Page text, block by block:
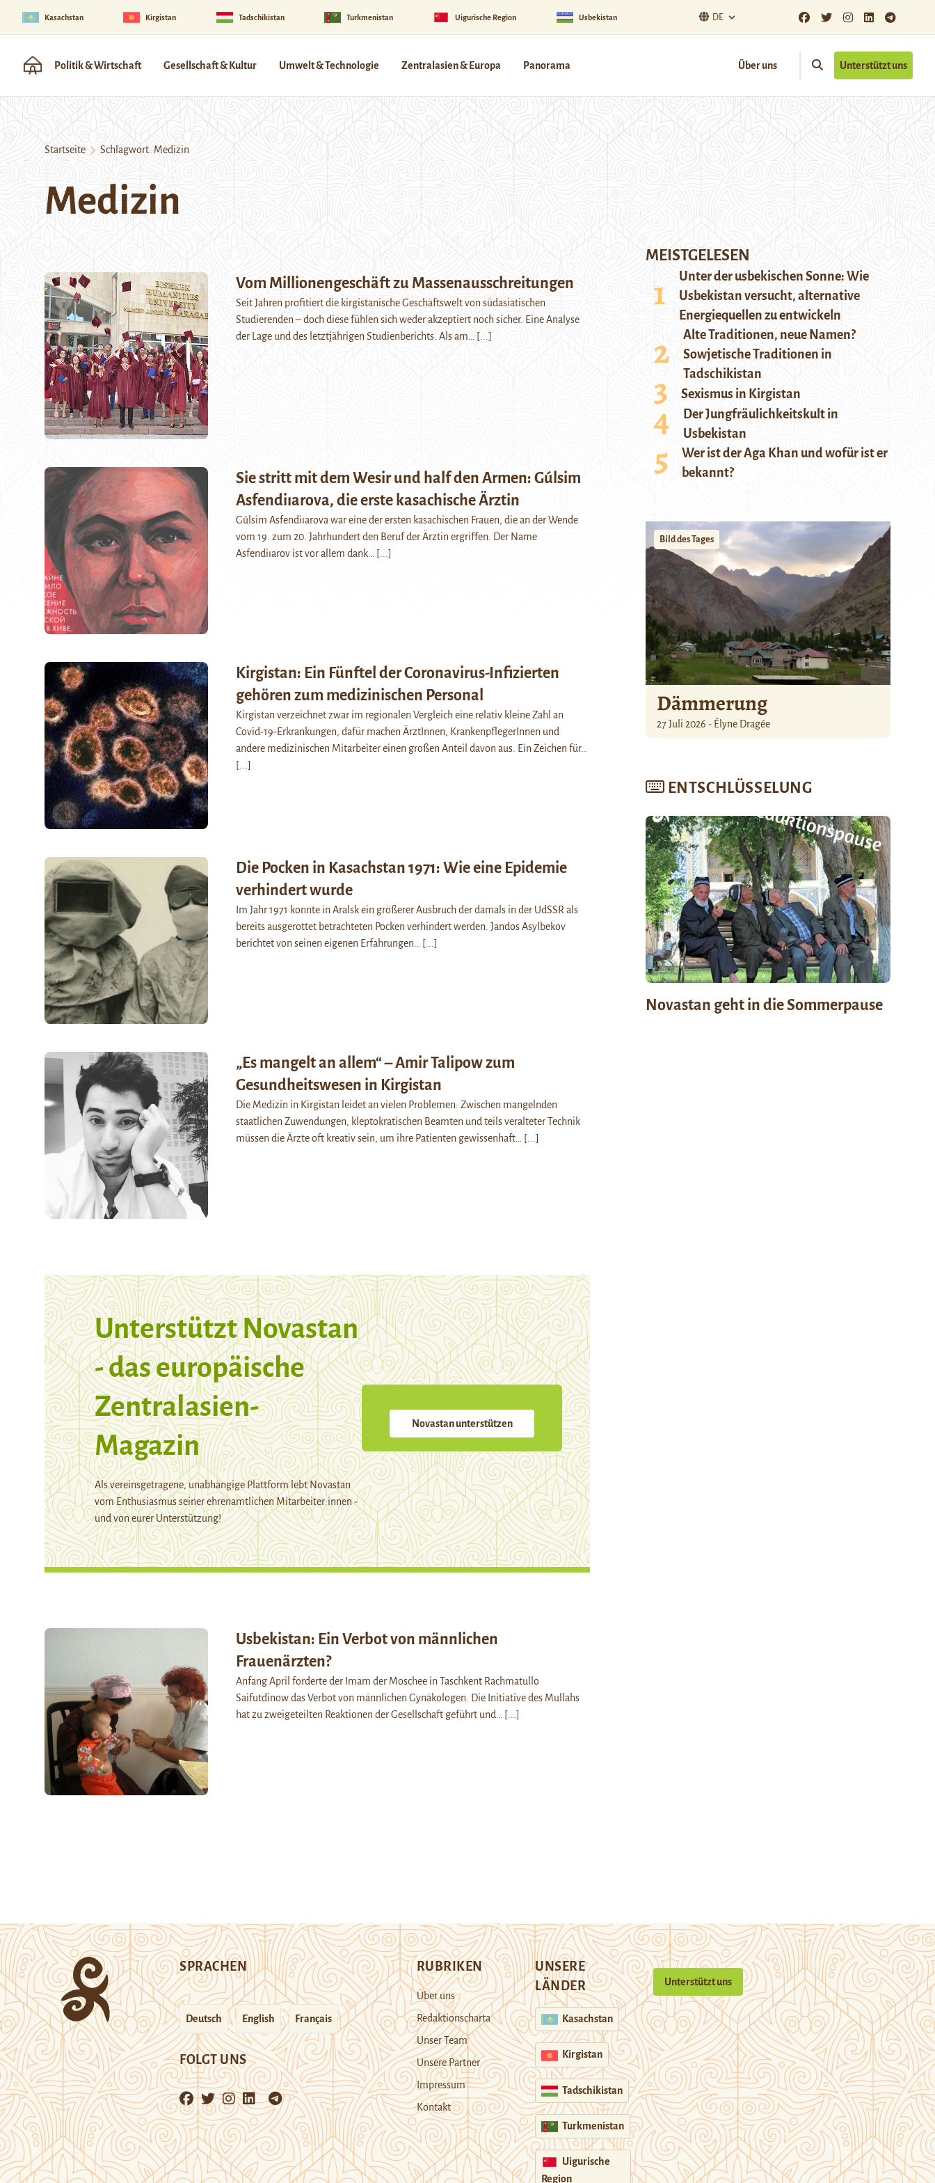
Kasachstan Kirgistan Tadschikistan Turkmenistan Uigurische Region Usbekistan DE
Politik & Wirtschaft Gesellschaft & Kultur Umwelt & Technologie Zentralasien & Europa Panorama Über uns Unterstützt uns
Startseite Schlagwort: Medizin
Medizin
Vom Millionengeschäft zu Massenausschreitungen
Seit Jahren profitiert die kirgistanische Geschäftswelt von südasiatischen
Studierenden – doch diese fühlen sich weder akzeptiert noch sicher. Eine Analyse
der Lage und des letztjährigen Studienberichts. Als am…
[...]
Sie stritt mit dem Wesir und half den Armen: Gúlsim
Asfendiıarova, die erste kasachische Ärztin
Gúlsim Asfendiıarova war eine der ersten kasachischen Frauen, die an der Wende
vom 19. zum 20. Jahrhundert den Beruf der Ärztin ergriffen. Der Name
Asfendiıarov ist vor allem dank…
[...]
Kirgistan: Ein Fünftel der Coronavirus-Infizierten
gehören zum medizinischen Personal
Kirgistan verzeichnet zwar im regionalen Vergleich eine relativ kleine Zahl an
Covid-19-Erkrankungen, dafür machen ÄrztInnen, KrankenpflegerInnen und
andere medizinischen Mitarbeiter einen großen Anteil davon aus. Ein Zeichen für…
[...]
Die Pocken in Kasachstan 1971: Wie eine Epidemie
verhindert wurde
Im Jahr 1971 konnte in Aralsk ein größerer Ausbruch der damals in der UdSSR als
bereits ausgerottet betrachteten Pocken verhindert werden. Jandos Asylbekov
berichtet von seinen eigenen Erfahrungen…
[...]
„Es mangelt an allem“ – Amir Talipow zum
Gesundheitswesen in Kirgistan
Die Medizin in Kirgistan leidet an vielen Problemen: Zwischen mangelnden
staatlichen Zuwendungen, kleptokratischen Beamten und teils veralteter Technik
müssen die Ärzte oft kreativ sein, um ihre Patienten gewissenhaft…
[...]
Unterstützt Novastan
- das europäische
Zentralasien-
Magazin
Als vereinsgetragene, unabhängige Plattform lebt Novastan
vom Enthusiasmus seiner ehrenamtlichen Mitarbeiter:innen -
und von eurer Unterstützung!
Novastan unterstützen
Usbekistan: Ein Verbot von männlichen
Frauenärzten?
Anfang April forderte der Imam der Moschee in Taschkent Rachmatullo
Saifutdinow das Verbot von männlichen Gynäkologen. Die Initiative des Mullahs
hat zu zweigeteilten Reaktionen der Gesellschaft geführt und…
[...]
MEISTGELESEN
Unter der usbekischen Sonne: Wie
Usbekistan versucht, alternative
Energiequellen zu entwickeln
Alte Traditionen, neue Namen?
Sowjetische Traditionen in
Tadschikistan
Sexismus in Kirgistan
Der Jungfräulichkeitskult in
Usbekistan
Wer ist der Aga Khan und wofür ist er
bekannt?
Bild des Tages
Dämmerung
27 Juli 2026 - Élyne Dragée
ENTSCHLÜSSELUNG
Novastan geht in die Sommerpause
SPRACHEN
Deutsch English Français
FOLGT UNS
RUBRIKEN
Über uns
Redaktionscharta
Unser Team
Unsere Partner
Impressum
Kontakt
UNSERE
LÄNDER
Kasachstan
Kirgistan
Tadschikistan
Turkmenistan
Uigurische
Region
Unterstützt uns